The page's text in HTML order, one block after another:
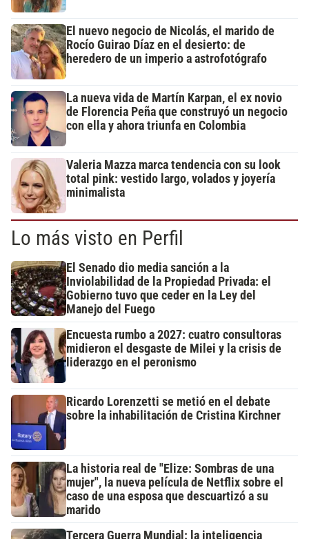
El nuevo negocio de Nicolás, el marido de
Rocío Guirao Díaz en el desierto: de
heredero de un imperio a astrofotógrafo
La nueva vida de Martín Karpan, el ex novio
de Florencia Peña que construyó un negocio
con ella y ahora triunfa en Colombia
Valeria Mazza marca tendencia con su look
total pink: vestido largo, volados y joyería
minimalista
Lo más visto en Perfil
El Senado dio media sanción a la
Inviolabilidad de la Propiedad Privada: el
Gobierno tuvo que ceder en la Ley del
Manejo del Fuego
Encuesta rumbo a 2027: cuatro consultoras
midieron el desgaste de Milei y la crisis de
liderazgo en el peronismo
Ricardo Lorenzetti se metió en el debate
sobre la inhabilitación de Cristina Kirchner
La historia real de "Elize: Sombras de una
mujer", la nueva película de Netflix sobre el
caso de una esposa que descuartizó a su
marido
Tercera Guerra Mundial: la inteligencia